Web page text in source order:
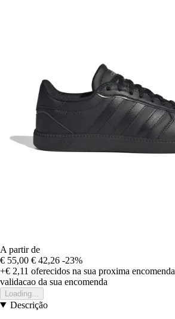
A partir de
€ 55,00 € 42,26 -23%
+€ 2,11 oferecidos na sua proxima encomenda
validacao da sua encomenda
Loading...
Descrição